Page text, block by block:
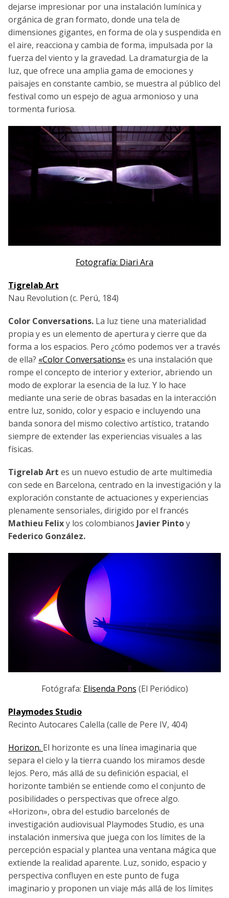
dejarse impresionar por una instalación lumínica y
orgánica de gran formato, donde una tela de
dimensiones gigantes, en forma de ola y suspendida en
el aire, reacciona y cambia de forma, impulsada por la
fuerza del viento y la gravedad. La dramaturgia de la
luz, que ofrece una amplia gama de emociones y
paisajes en constante cambio, se muestra al público del
festival como un espejo de agua armonioso y una
tormenta furiosa.
Fotografía: Diari Ara
Tigrelab Art
Nau Revolution (c. Perú, 184)
Color Conversations. La luz tiene una materialidad
propia y es un elemento de apertura y cierre que da
forma a los espacios. Pero ¿cómo podemos ver a través
de ella? «Color Conversations» es una instalación que
rompe el concepto de interior y exterior, abriendo un
modo de explorar la esencia de la luz. Y lo hace
mediante una serie de obras basadas en la interacción
entre luz, sonido, color y espacio e incluyendo una
banda sonora del mismo colectivo artístico, tratando
siempre de extender las experiencias visuales a las
físicas.
Tigrelab Art es un nuevo estudio de arte multimedia
con sede en Barcelona, centrado en la investigación y la
exploración constante de actuaciones y experiencias
plenamente sensoriales, dirigido por el francés
Mathieu Felixy los colombianos Javier Pintoy
Federico González.
Fotógrafa: Elisenda Pons (El Periódico)
Playmodes Studio
Recinto Autocares Calella (calle de Pere IV, 404)
Horizon. El horizonte es una línea imaginaria que
separa el cielo y la tierra cuando los miramos desde
lejos. Pero, más allá de su definición espacial, el
horizonte también se entiende como el conjunto de
posibilidades o perspectivas que ofrece algo.
«Horizon», obra del estudio barcelonés de
investigación audiovisual Playmodes Studio, es una
instalación inmersiva que juega con los límites de la
percepción espacial y plantea una ventana mágica que
extiende la realidad aparente. Luz, sonido, espacio y
perspectiva confluyen en este punto de fuga
imaginario y proponen un viaje más allá de los límites